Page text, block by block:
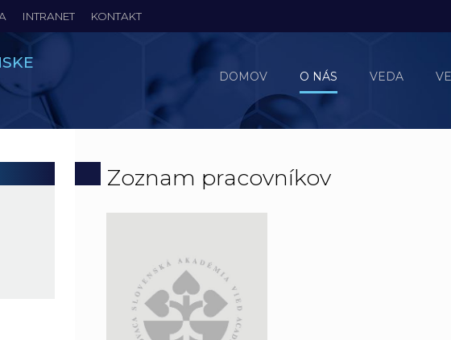
DOMOV O NÁS VEDA
INTRANET KONTAKT
Zoznam pracovníkov